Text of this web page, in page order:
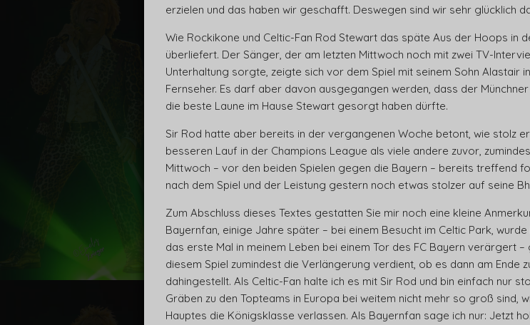
erzielen und das haben wir geschafft. Deswegen sind wir sehr glücklich
Wie Rockikone und Celtic-Fan Rod Stewart das späte Aus der Hoops in
überliefert. Der Sänger, der am letzten Mittwoch noch mit zwei TV-
Unterhaltung sorgte, zeigte sich vor dem Spiel mit seinem Sohn Alastair
Fernseher. Es darf aber davon ausgegangen werden, dass der
die beste Laune im Hause Stewart gesorgt haben dürfte.
Sir Rod hatte aber bereits in der vergangenen Woche betont, wie stolz
besseren Lauf in der Champions League als viele andere zuvor,
Mittwoch – vor den beiden Spielen gegen die Bayern – bereits treffend
nach dem Spiel und der Leistung gestern noch etwas stolzer auf seine
Zum Abschluss dieses Textes gestatten Sie mir noch eine kleine
Bayernfan, einige Jahre später – bei einem Besucht im Celtic Park,
das erste Mal in meinem Leben bei einem Tor des FC Bayern verärgert
diesem Spiel zumindest die Verlängerung verdient, ob es dann am
dahingestellt. Als Celtic-Fan halte ich es mit Sir Rod und bin einfach nur
Gräben zu den Topteams in Europa bei weitem nicht mehr so groß sind,
Hauptes die Königsklasse verlassen. Als Bayernfan sage ich nur: Jetzt